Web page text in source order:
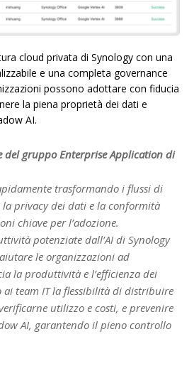
cloud privata di Synology con una
e una completa governance
possono adottare con fiducia
la piena proprietà dei dati e
AI.
del gruppo Enterprise Application di
trasformando i flussi di
privacy dei dati e la conformità
chiave per l’adozione.
potenziate dall’AI di Synology
le organizzazioni ad
la produttività e l’efficienza dei
team IT la flessibilità di distribuire
utilizzo e costi, e prevenire
AI, garantendo il pieno controllo